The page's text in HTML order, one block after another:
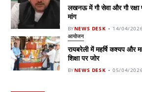
लखनऊ में गौ सेवा और गौ रक्षा
मांग
BYNEWS DESK 14/04/
आयोजन
रायबरेली में महर्षि कश्यप और
शिक्षा पर जोर
BYNEWS DESK 05/04/